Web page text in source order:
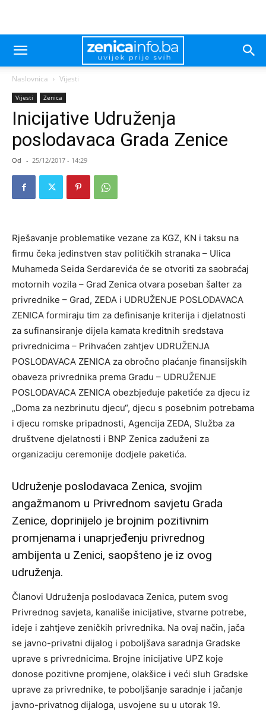
Naslovnica Vijesti
Vijesti Zenica
Inicijative Udruženja
poslodavaca Grada Zenice
Od - 25/12/2017 - 14:29
Rješavanje problematike vezane za KGZ, KN i taksu na
firmu čeka jedinstven stav političkih stranaka – Ulica
Muhameda Seida Serdarevića će se otvoriti za saobraćaj
motornih vozila – Grad Zenica otvara poseban šalter za
privrednike – Grad, ZEDA i UDRUŽENJE POSLODAVACA
ZENICA formiraju tim za definisanje kriterija i djelatnosti
za sufinansiranje dijela kamata kreditnih sredstava
privrednicima – Prihvaćen zahtjev UDRUŽENJA
POSLODAVACA ZENICA za obročno plaćanje finansijskih
obaveza privrednika prema Gradu – UDRUŽENJE
POSLODAVACA ZENICA obezbjeđuje paketiće za djecu iz
„Doma za nezbrinutu djecu“, djecu s posebnim potrebama
i djecu romske pripadnosti, Agencija ZEDA, Služba za
društvene djelatnosti i BNP Zenica zaduženi za
organizaciju ceremonije dodjele paketića.
Udruženje poslodavaca Zenica, svojim
angažmanom u Privrednom savjetu Grada
Zenice, doprinijelo je brojnim pozitivnim
promjenama i unaprjeđenju privrednog
ambijenta u Zenici, saopšteno je iz ovog
udruženja.
Članovi Udruženja poslodavaca Zenica, putem svog
Privrednog savjeta, kanališe inicijative, stvarne potrebe,
ideje i zahtjeve zeničkih privrednika. Na ovaj način, jača
se javno-privatni dijalog i poboljšava saradnja Gradske
uprave s privrednicima. Brojne inicijative UPZ koje
donose pozitivne promjene, olakšice i veći sluh Gradske
uprave za privrednike, te poboljšanje saradnje i jačanje
javno-privatnog dijaloga, usvojene su u utorak 19.